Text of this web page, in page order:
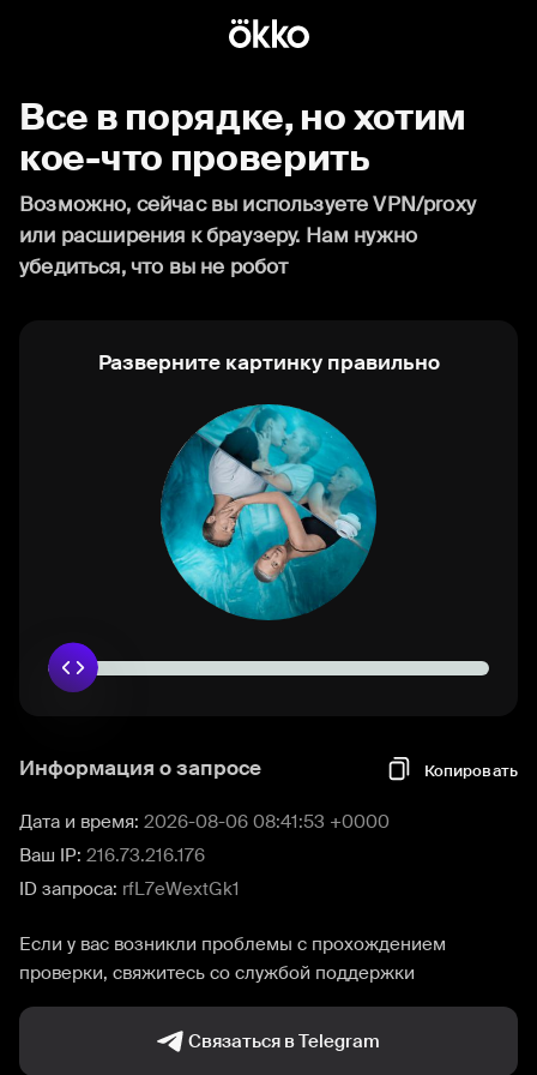
Все в порядке, но хотим
кое-что проверить
Возможно, сейчас вы используете VPN/proxy
или расширения к браузеру. Нам нужно
убедиться, что вы не робот
Разверните картинку правильно
Информация о запросе Копировать
Дата и время: 2026-08-06 08:41:53 +0000
Ваш IP: 216.73.216.176
ID запроса: rfL7eWextGk1
Если у вас возникли проблемы с прохождением
проверки, свяжитесь со службой поддержки
Связаться в Telegram